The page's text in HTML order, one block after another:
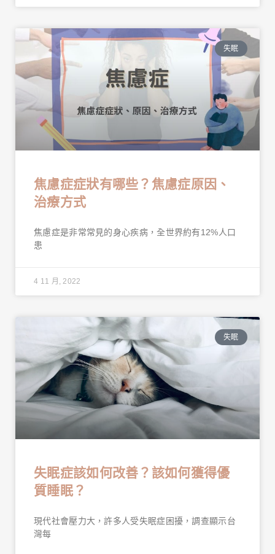
失眠
焦慮症症狀有哪些？焦慮症原因、
治療方式
焦慮症是非常常見的身心疾病，全世界約有12%人口
患
4 11 月, 2022
失眠
失眠症該如何改善？該如何獲得優
質睡眠？
現代社會壓力大，許多人受失眠症困擾，調查顯示台
灣每